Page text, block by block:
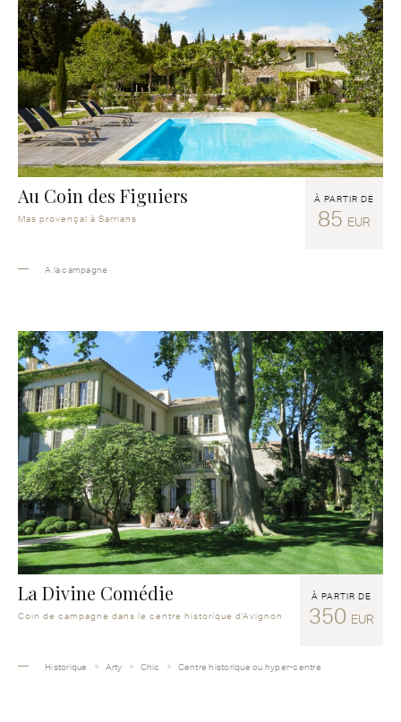
Au Coin des Figuiers
Mas provençal à Sarrians
À PARTIR DE
85 EUR
A la campagne
La Divine Comédie
Coin de campagne dans le centre historique d'Avignon
À PARTIR DE
350 EUR
Historique Arty Chic Centre historique ou hyper-centre